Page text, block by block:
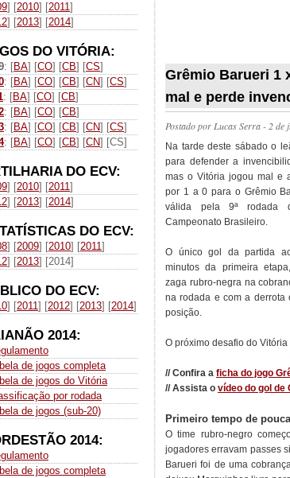
] [2010] [2011]
] [2013] [2014]
DO VITÓRIA:
: [BA] [CO] [CB] [CS]
: [BA] [CO] [CB] [CN] [CS]
: [BA] [CO] [CB]
: [BA] [CO] [CB]
: [BA] [CO] [CB] [CN] [CS]
: [BA] [CO] [CB] [CN] [CS]
DO ECV:
] [2010] [2011]
] [2013] [2014]
DO ECV:
] [2009] [2010] [2011]
] [2013] [2014]
DO ECV:
] [2011] [2012] [2013] [2014]
2014:
de jogos completa
de jogos do Vitória
por rodada
de jogos (sub-20)
2014:
de jogos completa
Grêmio Barueri 1
mal e perde
Postado porLucas Serra- 2 de
Na tarde deste sábado o
para defender a
mas o Vitória jogou mal e
por 1 a 0 para o Grêmio
válida pela 9ª
Campeonato Brasileiro.
O único gol da partida
minutos da primeira
zaga rubro-negra na
na rodada e com a derrota
posição.
O próximo desafio do
// Confira a ficha do jogo
// Assista o vídeo do gol de
Primeiro tempo de
O time rubro-negro
jogadores erravam passes
Barueri foi de uma